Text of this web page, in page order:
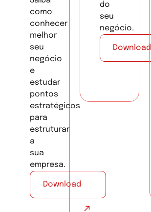
como
conhecer
melhor
seu
negócio
e
estudar
pontos
estratégicos
para
estruturar
a
sua
empresa.
Download
do
seu
negócio.
Download